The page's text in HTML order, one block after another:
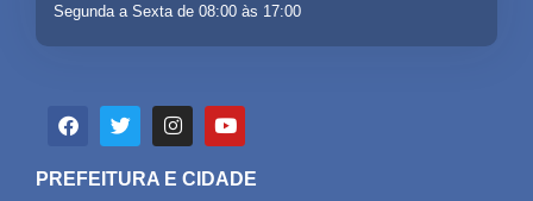
Segunda a Sexta de 08:00 às 17:00
PREFEITURA E CIDADE